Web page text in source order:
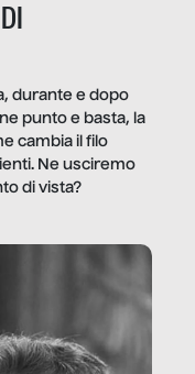
durante e dopo
punto e basta, la
cambia il filo
Ne usciremo
di vista?